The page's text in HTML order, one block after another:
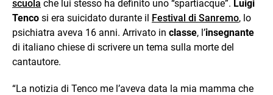
scuola che lui stesso ha definito uno “spartiacque”. Luigi
Tenco si era suicidato durante il Festival di Sanremo, lo
psichiatra aveva 16 anni. Arrivato in classe, l’insegnante
di italiano chiese di scrivere un tema sulla morte del
cantautore.
“La notizia di Tenco me l’aveva data la mia mamma che